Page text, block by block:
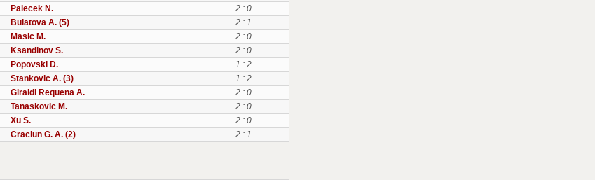
Palecek N.
2 : 0
Bulatova A. (5)
2 : 1
Masic M.
2 : 0
Ksandinov S.
2 : 0
Popovski D.
1 : 2
Stankovic A. (3)
1 : 2
Giraldi Requena A.
2 : 0
Tanaskovic M.
2 : 0
Xu S.
2 : 0
Craciun G. A. (2) 2 : 1